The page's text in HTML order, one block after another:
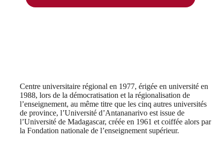
Centre universitaire régional en 1977, érigée en université en
1988, lors de la démocratisation et la régionalisation de
l’enseignement, au même titre que les cinq autres universités
de province, l’Université d’Antananarivo est issue de
l’Université de Madagascar, créée en 1961 et coiffée alors par
la Fondation nationale de l’enseignement supérieur.